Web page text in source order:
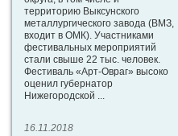
территорию Выксунского
металлургического завода (ВМЗ,
входит в ОМК). Участниками
фестивальных мероприятий
стали свыше 22 тыс. человек.
Фестиваль «Арт-Овраг» высоко
оценил губернатор
Нижегородской ...
16.11.2018